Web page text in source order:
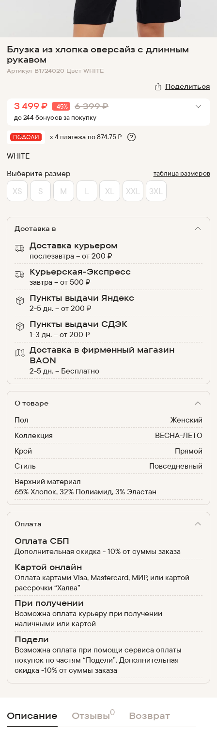
Блузка из хлопка оверсайз с длинным
рукавом
Артикул B1724020 Цвет WHITE
Поделиться
3 499 ₽ -45% 6 399 ₽
до244бонусовза покупку
х 4 платежа по874.75₽
WHITE
Выберите размер
таблица размеров
XS S M L XL XXL 3XL
Доставка в
Доставка курьером
послезавтра –от200 ₽
Курьерская-Экспресс
завтра –от500 ₽
Пункты выдачи Яндекс
2-5 дн. –от200 ₽
Пункты выдачи СДЭК
1-3 дн. –от200 ₽
Доставка в фирменный магазин
BAON
2-5 дн. – Бесплатно
О товаре
Пол
Женский
Коллекция
ВЕСНА-ЛЕТО
Крой
Прямой
Стиль
Повседневный
Верхний материал
65% Хлопок, 32% Полиамид, 3% Эластан
Оплата
Оплата СБП
Дополнительная скидка - 10% от суммы заказа
Картой онлайн
Оплата картами Visa, Mastercard, МИР, или картой
рассрочки “Халва”
При получении
Возможна оплата курьеру при получении
наличными или картой
Подели
Возможна оплата при помощи сервиса оплаты
покупок по частям “Подели”. Дополнительная
скидка -10% от суммы заказа
Описание Отзывы0 Возврат